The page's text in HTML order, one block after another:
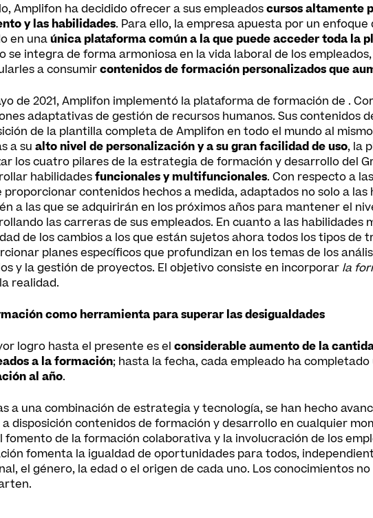
Amplifon ha decidido ofrecer a sus empleadoscursos altamente
y las habilidades. Para ello, la empresa apuesta por un
en unaúnica plataforma común a la que puede acceder toda la
se integra de forma armoniosa en la vida laboral de los
a consumircontenidos de formación personalizados que
de 2021, Amplifon implementó la plataforma de formación de .
adaptativas de gestión de recursos humanos. Sus contenidos
de la plantilla completa de Amplifon en todo el mundo al
a su alto nivel de personalización y a su gran facilidad de uso, la
los cuatro pilares de la estrategia de formación y desarrollo del
habilidadesfuncionales y multifuncionales. Con respecto a
proporcionar contenidos hechos a medida, adaptados no solo a las
a las que se adquirirán en los próximos años para mantener el
las carreras de sus empleados. En cuanto a las habilidades
de los cambios a los que están sujetos ahora todos los tipos de
planes específicos que profundizan en los temas de los
y la gestión de proyectos. El objetivo consiste en incorporar la
realidad.
como herramienta para superar las desigualdades
logro hasta el presente es el considerable aumento de la
a la formación; hasta la fecha, cada empleado ha
al año.
a una combinación de estrategia y tecnología, se han hecho
disposición contenidos de formación y desarrollo en cualquier
fomento de la formación colaborativa y la involucración de los
fomenta la igualdad de oportunidades para todos,
el género, la edad o el origen de cada uno. Los conocimientos